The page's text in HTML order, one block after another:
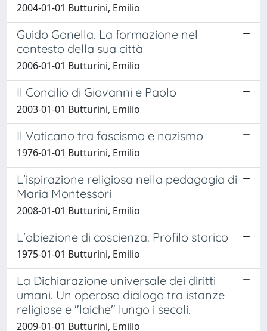
2004-01-01 Butturini, Emilio
Guido Gonella. La formazione nel
contesto della sua città
2006-01-01 Butturini, Emilio
Il Concilio di Giovanni e Paolo
2003-01-01 Butturini, Emilio
Il Vaticano tra fascismo e nazismo
1976-01-01 Butturini, Emilio
L'ispirazione religiosa nella pedagogia di
Maria Montessori
2008-01-01 Butturini, Emilio
L'obiezione di coscienza. Profilo storico
1975-01-01 Butturini, Emilio
La Dichiarazione universale dei diritti
umani. Un operoso dialogo tra istanze
religiose e "laiche" lungo i secoli.
2009-01-01 Butturini, Emilio